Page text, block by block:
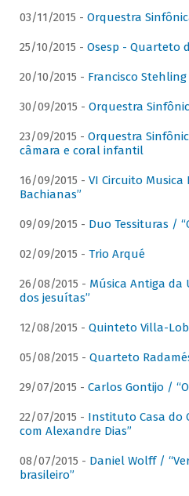
03/11/2015 - Orquestra
25/10/2015 - Osesp - Quarteto
20/10/2015 - Francisco Stehling
30/09/2015 - Orquestra
23/09/2015 - Orquestra
câmara e coral infantil
16/09/2015 - VI Circuito Musica
Bachianas”
09/09/2015 - Duo Tessituras /
02/09/2015 - Trio Arqué
26/08/2015 - Música Antiga da
dos jesuítas”
12/08/2015 - Quinteto Villa-
05/08/2015 - Quarteto
29/07/2015 - Carlos Gontijo /
22/07/2015 - Instituto Casa do
com Alexandre Dias”
08/07/2015 - Daniel Wolff /
brasileiro”